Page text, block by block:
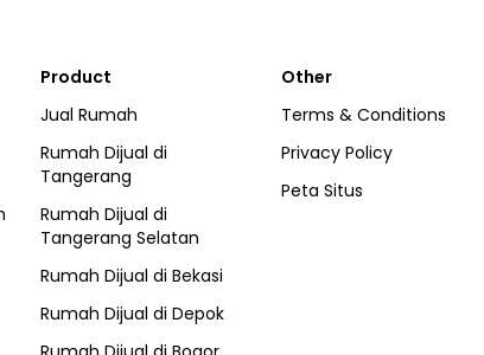
Product
Jual Rumah
Rumah Dijual di
Tangerang
Rumah Dijual di
Tangerang Selatan
Rumah Dijual di Bekasi
Rumah Dijual di Depok
Other
Terms & Conditions
Privacy Policy
Peta Situs